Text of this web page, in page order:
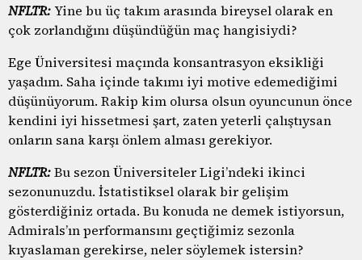
NFLTR:Yine bu üç takım arasında bireysel olarak en
çok zorlandığını düşündüğün maç hangisiydi?
Ege Üniversitesi maçında konsantrasyon eksikliği
yaşadım. Saha içinde takımı iyi motive edemediğimi
düşünüyorum. Rakip kim olursa olsun oyuncunun önce
kendini iyi hissetmesi şart, zaten yeterli çalıştıysan
onların sana karşı önlem alması gerekiyor.
NFLTR:Bu sezon Üniversiteler Ligi’ndeki ikinci
sezonunuzdu. İstatistiksel olarak bir gelişim
gösterdiğiniz ortada. Bu konuda ne demek istiyorsun,
Admirals’ın performansını geçtiğimiz sezonla
kıyaslaman gerekirse, neler söylemek istersin?